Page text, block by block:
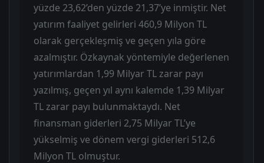
yüzde 23,62’den yüzde 21,37’ye inmiştir. Net
yatırım faaliyet gelirleri 460,9 Milyon TL
olarak gerçekleşmiş ve geçen yıla göre
azalmıştır. Özkaynak yöntemiyle değerlenen
yatırımlardan 1,99 Milyar TL zarar payı
yazılmış, geçen yıl aynı kalemde 1,39 Milyar
TL zarar payı bulunmaktaydı. Net
finansman giderleri 2,75 Milyar TL’ye
yükselmiş ve dönem vergi giderleri 512,6
Milyon TL olmuştur.